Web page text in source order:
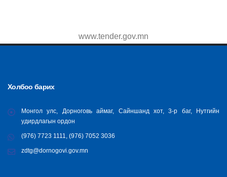
www.tender.gov.mn
Холбоо барих
Монгол улс, Дорноговь аймаг, Сайншанд хот, 3-р баг, Нутгийн
удирдлагын ордон
(976) 7723 1111, (976) 7052 3036
zdtg@dornogovi.gov.mn